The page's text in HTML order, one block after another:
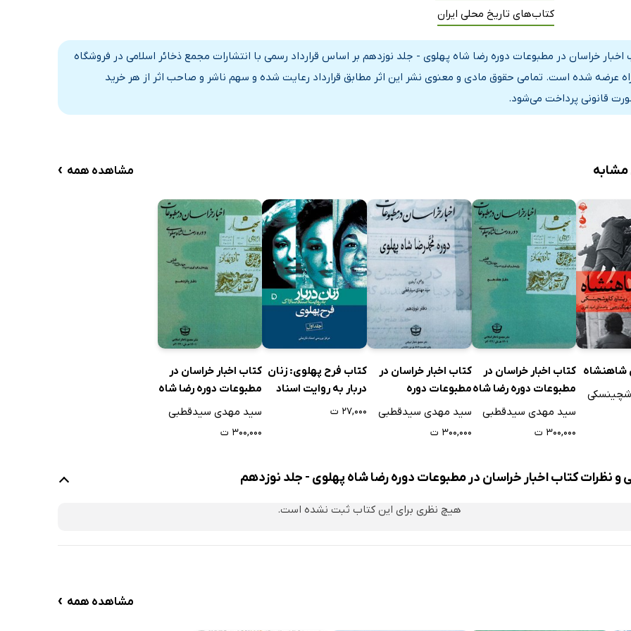
طرار؛ علی بک سیار
رضوی؛ از تأسیس تا انحلال
هفتم: تبلیغ برای مردم ترشیز
دوره هفتم خراسان
آزاد است این‌ها چه می‌گویند
از محکمه جنائی
خراسان
حیدریه
اعلی حضرت امان الله شاه به مشهد
راجع‌به وکالت اسدی یا سید محمد
پادشاه افغانستان به آستان قدس
آراء حومه شهر تا روز 28 خرداد
آراء مشهد و حومه تا روز پنجم تیرماه
کتاب‌های تاریخ محلی ایران
اخبار خراسان در مطبوعات دوره رضا شاه پهلوی - جلد نوزدهم بر اساس قرارداد رسمی با انتشارات مجمع ذخائر اسلامی در فروشگاه
عرضه شده است. تمامی حقوق مادی و معنوی نشر این اثر مطابق قرارداد رعایت شده و سهم ناشر و صاحب اثر از هر خرید
قانونی پرداخت می‌شود.
مشاهده همه ›
شاهنشاه کتاب اخبار خراسان در
مطبوعات دوره رضا شاه
پهلوی - جلد هفدهم
سید مهدی سیدقطبی
۳۰۰,۰۰۰ ت
کتاب اخبار خراسان در
مطبوعات دوره
محمدرضا شاه پهلوی -
سید مهدی سیدقطبی
۳۰۰,۰۰۰ ت
کتاب فرح پهلوی: زنان
دربار به روایت اسناد
(جلد اول)
۲۷,۰۰۰ ت
کتاب اخبار خراسان در
مطبوعات دوره رضا شاه
پهلوی - جلد پانزدهم
سید مهدی سیدقطبی
۳۰۰,۰۰۰ ت
و نظرات کتاب اخبار خراسان در مطبوعات دوره رضا شاه پهلوی - جلد نوزدهم
هیچ نظری برای این کتاب ثبت نشده است.
مشاهده همه ›